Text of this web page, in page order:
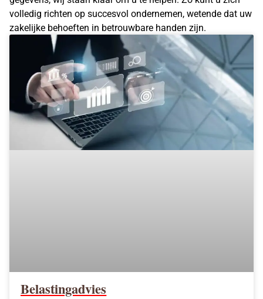
volledig richten op succesvol ondernemen, wetende dat uw
zakelijke behoeften in betrouwbare handen zijn.
Belastingadvies